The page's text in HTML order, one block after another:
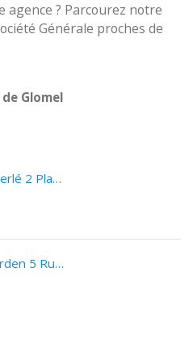
agence ? Parcourez notre
Générale proches de
Glomel
Société Générale Quimperlé 2 Place Carnot
Société Générale Rosporden 5 Rue Pasteur